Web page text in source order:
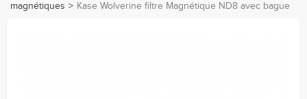
magnétiques > Kase Wolverine filtre Magnétique ND8 avec bague